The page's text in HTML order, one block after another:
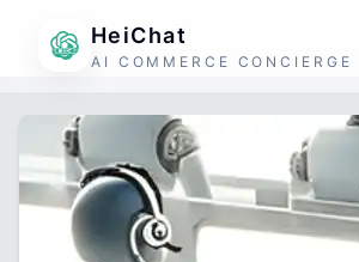
HeiChat
AI COMMERCE CONCIERGE